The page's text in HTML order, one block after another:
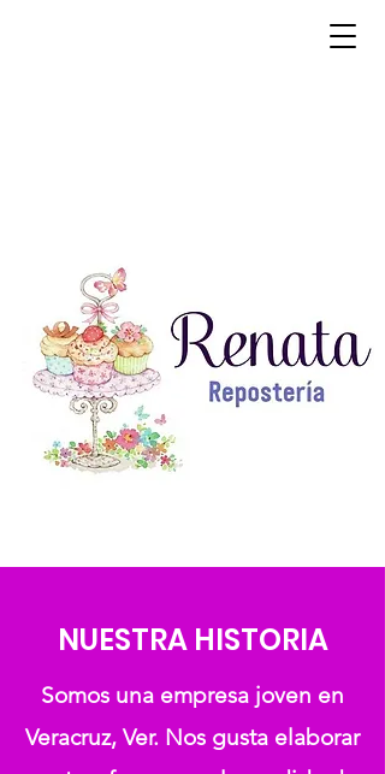
NUESTRA HISTORIA
Somos una empresa joven en
Veracruz, Ver. Nos gusta elaborar